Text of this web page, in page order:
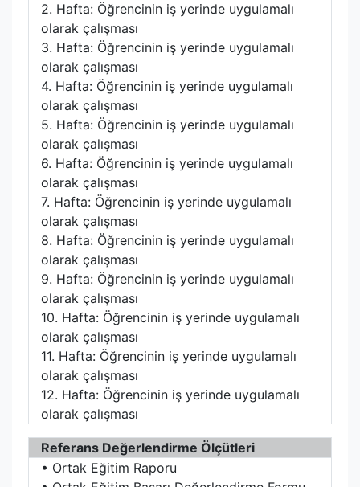
2. Hafta: Öğrencinin iş yerinde uygulamalı
olarak çalışması
3. Hafta: Öğrencinin iş yerinde uygulamalı
olarak çalışması
4. Hafta: Öğrencinin iş yerinde uygulamalı
olarak çalışması
5. Hafta: Öğrencinin iş yerinde uygulamalı
olarak çalışması
6. Hafta: Öğrencinin iş yerinde uygulamalı
olarak çalışması
7. Hafta: Öğrencinin iş yerinde uygulamalı
olarak çalışması
8. Hafta: Öğrencinin iş yerinde uygulamalı
olarak çalışması
9. Hafta: Öğrencinin iş yerinde uygulamalı
olarak çalışması
10. Hafta: Öğrencinin iş yerinde uygulamalı
olarak çalışması
11. Hafta: Öğrencinin iş yerinde uygulamalı
olarak çalışması
12. Hafta: Öğrencinin iş yerinde uygulamalı
olarak çalışması
Referans Değerlendirme Ölçütleri
• Ortak Eğitim Raporu